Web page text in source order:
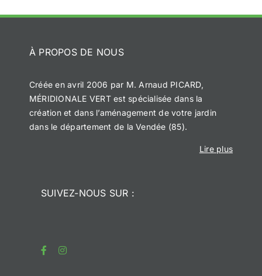
À PROPOS DE NOUS
Créée en avril 2006 par M. Arnaud PICARD,
MÉRIDIONALE VERT est spécialisée dans la
création et dans l’aménagement de votre jardin
dans le département de la Vendée (85).
Lire plus
SUIVEZ-NOUS SUR :